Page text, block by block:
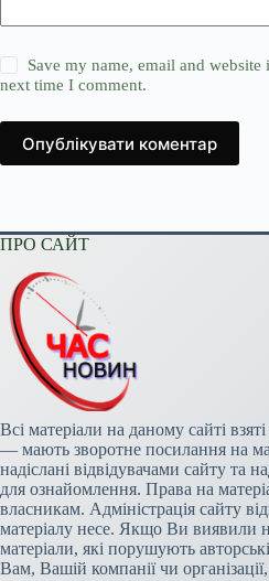
Save my name, email and
next time I comment.
Опублікувати коментар
ПРО САЙТ
Всі матеріали на даному сайті
— мають зворотне посилання на
надіслані відвідувачами сайту та
для ознайомлення. Права на
власникам. Адміністрація сайту
матеріалу несе. Якщо Ви виявили
матеріали, які порушують
Вам, Вашій компанії чи